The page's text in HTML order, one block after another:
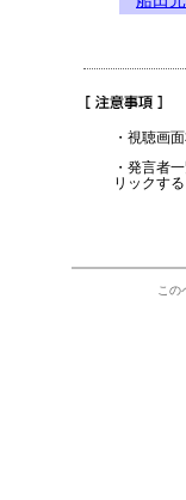
・視聴画
・発言者
リックす
この